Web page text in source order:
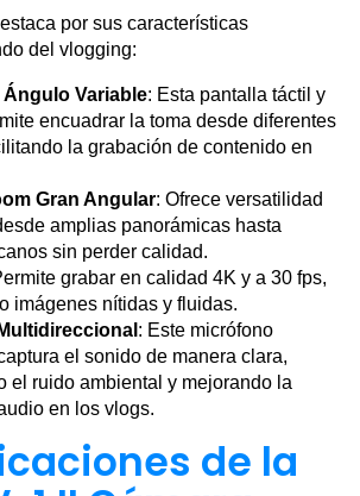
por sus características
del vlogging:
Ángulo Variable: Esta pantalla táctil y
encuadrar la toma desde diferentes
la grabación de contenido en
Gran Angular: Ofrece versatilidad
amplias panorámicas hasta
sin perder calidad.
grabar en calidad 4K y a 30 fps,
imágenes nítidas y fluidas.
: Este micrófono
el sonido de manera clara,
el ruido ambiental y mejorando la
en los vlogs.
de la